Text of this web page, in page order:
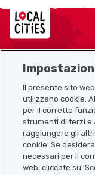
Localcities
Link utili
Scarica l’app
Il presente sito
utilizzano cookie.
per il corretto
strumenti di terzi
raggiungere gli
cookie. Se
necessari per il
web, cliccate su